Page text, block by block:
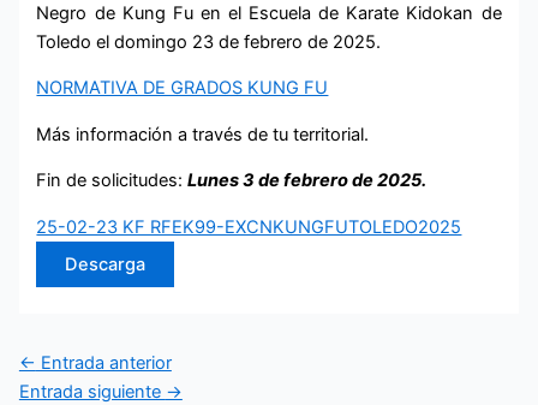
Negro de Kung Fu en el Escuela de Karate Kidokan de
Toledo el domingo 23 de febrero de 2025.
NORMATIVA DE GRADOS KUNG FU
Más información a través de tu territorial.
Fin de solicitudes:Lunes 3 de febrero de 2025.
25-02-23 KF RFEK99-EXCNKUNGFUTOLEDO2025
Descarga
← Entrada anterior
Entrada siguiente →